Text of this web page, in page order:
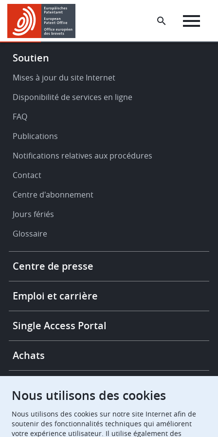
Skip
main
content
Skip
footer
Footer
Service
support
Soutien
Mises à jour du site Internet
Disponibilité de services en ligne
FAQ
Publications
Notifications relatives aux procédures
Contact
Centre d'abonnement
Jours fériés
Glossaire
More
links
Centre de presse
Emploi et carrière
Single Access Portal
Achats
European Patent Office EPO Jobs
Nous utilisons des cookies
Nous utilisons des cookies sur notre site Internet afin de
soutenir des fonctionnalités techniques qui améliorent
votre expérience utilisateur. Il utilise également des